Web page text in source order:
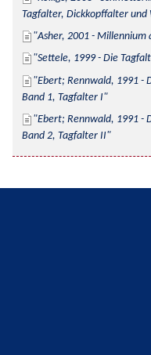
Tagfalter, Dickkopffalter und
Asher, 2001 -
Settele, 1999 - Die
Ebert; Rennwald, 1991 -
Band 1, Tagfalter I
Ebert; Rennwald, 1991 -
Band 2, Tagfalter II